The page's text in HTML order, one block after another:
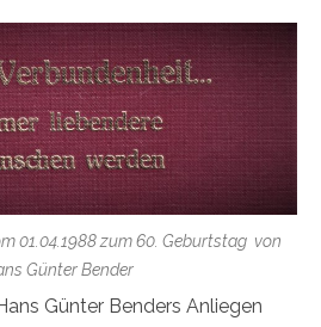
01.04.1988 zum 60. Geburtstag von
Günter Bender
Günter Benders Anliegen